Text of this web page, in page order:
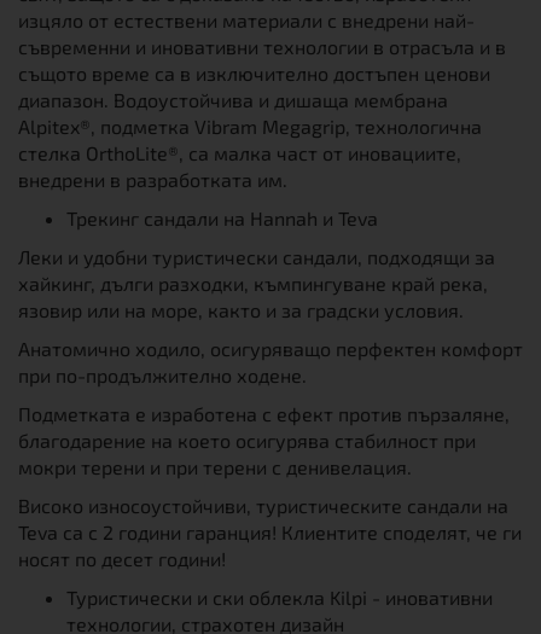
изцяло от естествени материали с внедрени най-
съвременни и иновативни технологии в отрасъла и в
същото време са в изключително достъпен ценови
диапазон. Водоустойчива и дишаща мембрана
Alpitex®, подметка Vibram Megagrip, технологична
стелка OrthoLite®, са малка част от иновациите,
внедрени в разработката им.
Трекинг сандали на Hannah и Teva
Леки и удобни туристически сандали, подходящи за
хайкинг, дълги разходки, къмпингуване край река,
язовир или на море, както и за градски условия.
Анатомично ходило, осигуряващо перфектен комфорт
при по-продължително ходене.
Подметката е изработена с ефект против пързаляне,
благодарение на което осигурява стабилност при
мокри терени и при терени с денивелация.
Високо износоустойчиви, туристическите сандали на
Teva са с 2 години гаранция! Клиентите споделят, че ги
носят по десет години!
Туристически и ски облекла Kilpi - иновативни
технологии, страхотен дизайн